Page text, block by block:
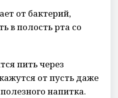
от бактерий,
в полость рта со
пить через
от пусть даже
напитка.